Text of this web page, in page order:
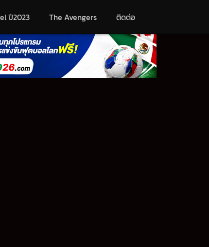
ปี2023 The Avengers ติดต่อ